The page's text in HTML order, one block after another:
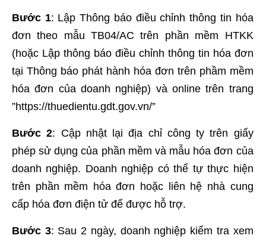
Bước 1: Lập Thông báo điều chỉnh thông tin hóa
đơn theo mẫu TB04/AC trên phần mềm HTKK
(hoặc Lập thông báo điều chỉnh thông tin hóa đơn
tại Thông báo phát hành hóa đơn trên phầm mềm
hóa đơn của doanh nghiệp) và online trên trang
”https://thuedientu.gdt.gov.vn/”
Bước 2: Cập nhật lại địa chỉ công ty trên giấy
phép sử dụng của phần mềm và mẫu hóa đơn của
doanh nghiệp. Doanh nghiệp có thể tự thực hiện
trên phần mềm hóa đơn hoặc liên hệ nhà cung
cấp hóa đơn điện tử để được hỗ trợ.
Bước 3: Sau 2 ngày, doanh nghiệp kiểm tra xem